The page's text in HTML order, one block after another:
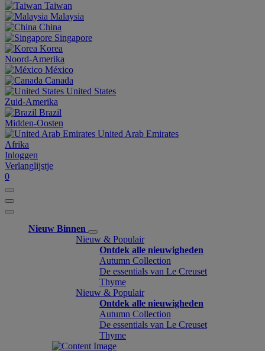
Taiwan
Malaysia
China
Singapore
Korea
Noord-Amerika
México
Canada
United States
Zuid-Amerika
Brazil
Midden-Oosten
United Arab Emirates
Afrika
Inloggen
Verlanglijstje
0
Nieuw Binnen
Nieuw & Populair
Ontdek alle nieuwigheden
Autumn Collection
De essentials van Le Creuset
Thyme
Nieuw & Populair
Ontdek alle nieuwigheden
Autumn Collection
De essentials van Le Creuset
Thyme